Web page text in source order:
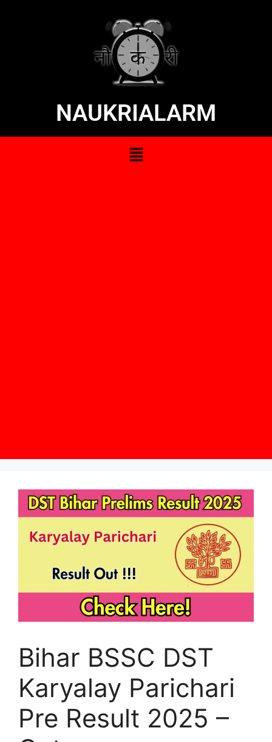
NAUKRIALARM
Bihar BSSC DST
Karyalay Parichari
Pre Result 2025 –